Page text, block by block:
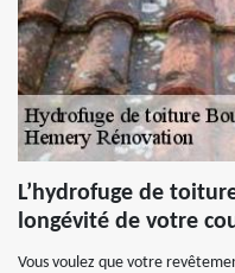
L’hydrofuge de
longévité de votre
Vous voulez que votre